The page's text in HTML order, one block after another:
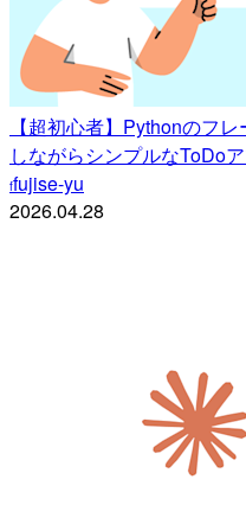
【超初心者】Pythonのフ
しながらシンプルなToDo
ffujise-yu
2026.04.28